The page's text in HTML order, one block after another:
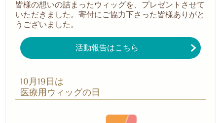
皆様の想いの詰まったウィッグを、プレゼントさせて
いただきました。 寄付にご協力下さった皆様ありがと
うございました。
活動報告はこちら
10月19日は
医療用ウィッグの日